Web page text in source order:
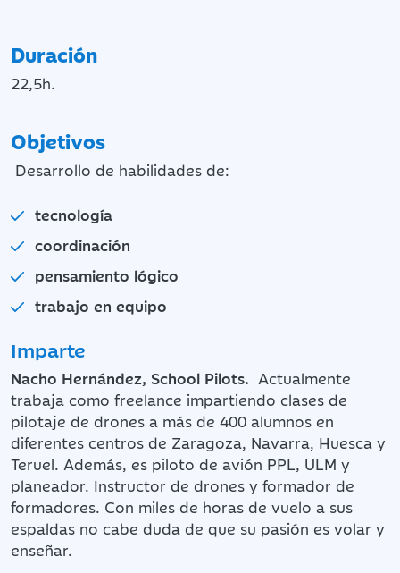
Duración
22,5h.
Objetivos
Desarrollo de habilidades de:
tecnología
coordinación
pensamiento lógico
trabajo en equipo
Imparte
Nacho Hernández, School Pilots. Actualmente
trabaja como freelance impartiendo clases de
pilotaje de drones a más de 400 alumnos en
diferentes centros de Zaragoza, Navarra, Huesca y
Teruel. Además, es piloto de avión PPL, ULM y
planeador. Instructor de drones y formador de
formadores. Con miles de horas de vuelo a sus
espaldas no cabe duda de que su pasión es volar y
enseñar.